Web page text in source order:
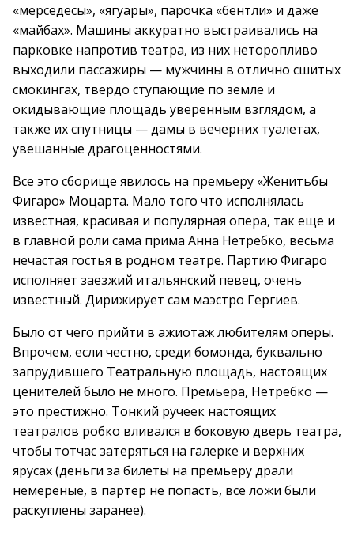
«мерседесы», «ягуары», парочка «бентли» и даже
«майбах». Машины аккуратно выстраивались на
парковке напротив театра, из них неторопливо
выходили пассажиры — мужчины в отлично сшитых
смокингах, твердо ступающие по земле и
окидывающие площадь уверенным взглядом, а
также их спутницы — дамы в вечерних туалетах,
увешанные драгоценностями.
Все это сборище явилось на премьеру «Женитьбы
Фигаро» Моцарта. Мало того что исполнялась
известная, красивая и популярная опера, так еще и
в главной роли сама прима Анна Нетребко, весьма
нечастая гостья в родном театре. Партию Фигаро
исполняет заезжий итальянский певец, очень
известный. Дирижирует сам маэстро Гергиев.
Было от чего прийти в ажиотаж любителям оперы.
Впрочем, если честно, среди бомонда, буквально
запрудившего Театральную площадь, настоящих
ценителей было не много. Премьера, Нетребко —
это престижно. Тонкий ручеек настоящих
театралов робко вливался в боковую дверь театра,
чтобы тотчас затеряться на галерке и верхних
ярусах (деньги за билеты на премьеру драли
немереные, в партер не попасть, все ложи были
раскуплены заранее).